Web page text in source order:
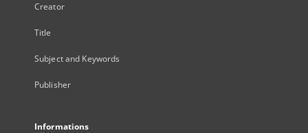
Creator
Title
Subject and Keywords
Publisher
Informations